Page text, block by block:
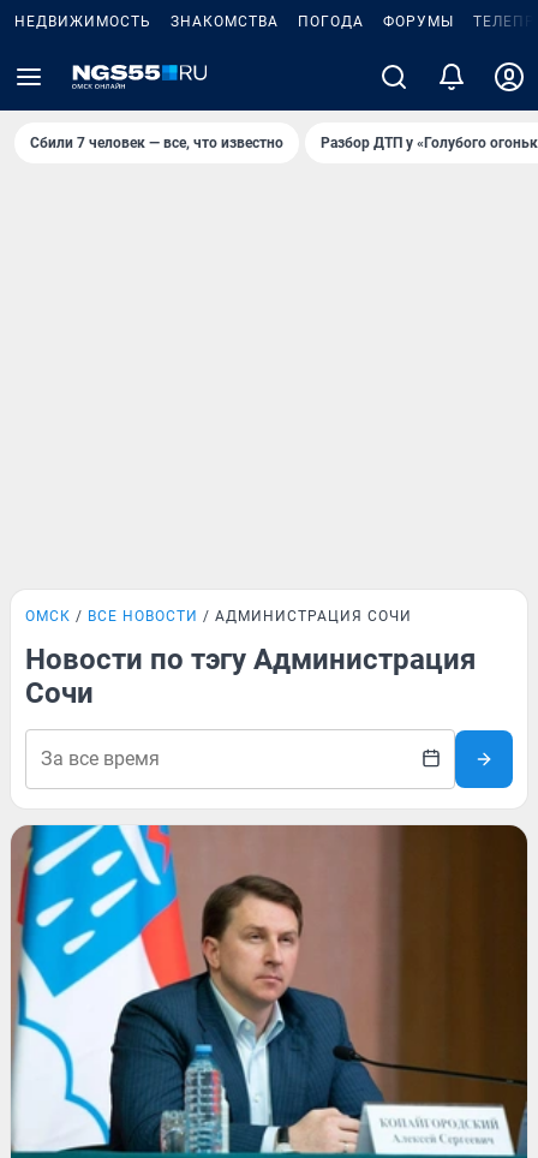
НЕДВИЖИМОСТЬ ЗНАКОМСТВА ПОГОДА ФОРУМЫ
Сбили 7 человек — все, что известно Разбор ДТП у «Голубого
ОМСК ВСЕ НОВОСТИ АДМИНИСТРАЦИЯ СОЧИ
Новости по тэгу Администрация
Сочи